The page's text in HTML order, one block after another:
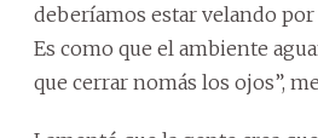
deberíamos estar velando
Es como que el ambiente
que cerrar nomás los ojos”,